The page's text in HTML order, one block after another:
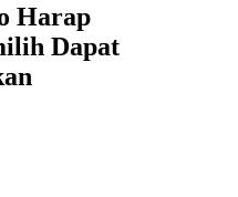
Harap
Dapat